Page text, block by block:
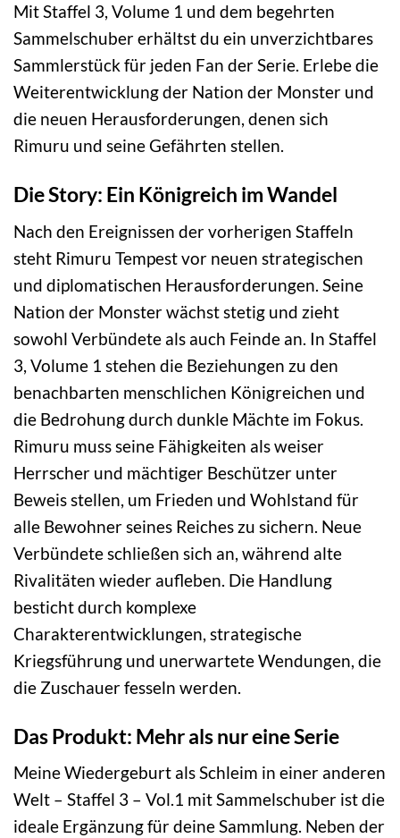
Mit Staffel 3, Volume 1 und dem begehrten
Sammelschuber erhältst du ein unverzichtbares
Sammlerstück für jeden Fan der Serie. Erlebe die
Weiterentwicklung der Nation der Monster und
die neuen Herausforderungen, denen sich
Rimuru und seine Gefährten stellen.
Die Story: Ein Königreich im Wandel
Nach den Ereignissen der vorherigen Staffeln
steht Rimuru Tempest vor neuen strategischen
und diplomatischen Herausforderungen. Seine
Nation der Monster wächst stetig und zieht
sowohl Verbündete als auch Feinde an. In Staffel
3, Volume 1 stehen die Beziehungen zu den
benachbarten menschlichen Königreichen und
die Bedrohung durch dunkle Mächte im Fokus.
Rimuru muss seine Fähigkeiten als weiser
Herrscher und mächtiger Beschützer unter
Beweis stellen, um Frieden und Wohlstand für
alle Bewohner seines Reiches zu sichern. Neue
Verbündete schließen sich an, während alte
Rivalitäten wieder aufleben. Die Handlung
besticht durch komplexe
Charakterentwicklungen, strategische
Kriegsführung und unerwartete Wendungen, die
die Zuschauer fesseln werden.
Das Produkt: Mehr als nur eine Serie
Meine Wiedergeburt als Schleim in einer anderen
Welt – Staffel 3 – Vol.1 mit Sammelschuber ist die
ideale Ergänzung für deine Sammlung. Neben der